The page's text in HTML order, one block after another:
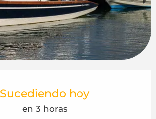
Sucediendo hoy
en 3 horas